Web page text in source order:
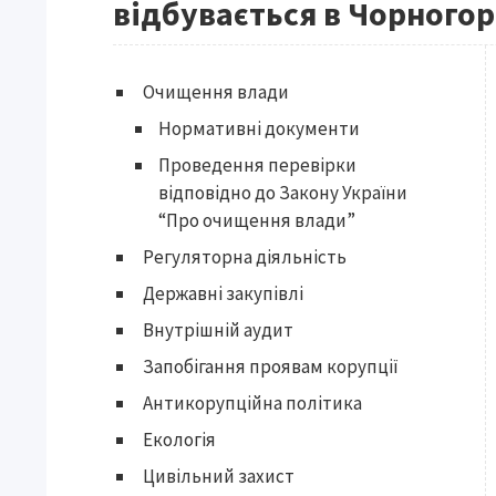
відбувається в
Очищення влади
Нормативні документи
Проведення перевірки
відповідно до Закону України
“Про очищення влади”
Регуляторна діяльність
Державні закупівлі
Внутрішній аудит
Запобігання проявам корупції
Антикорупційна політика
Екологія
Цивільний захист